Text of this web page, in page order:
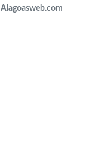
Alagoasweb.com